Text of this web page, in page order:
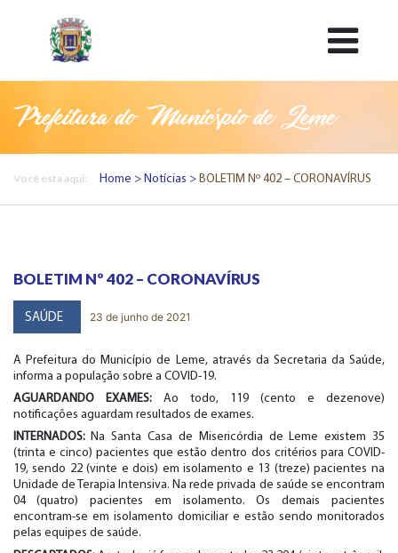
Prefeitura do Município de Leme
Você esta aqui: Home Notícias BOLETIM Nº 402 – CORONAVÍRUS
BOLETIM Nº 402 – CORONAVÍRUS
SAÚDE 23 de junho de 2021
A Prefeitura do Município de Leme, através da Secretaria da Saúde,
informa a população sobre a COVID-19.
AGUARDANDO EXAMES:Ao todo, 119 (cento e dezenove)
notificações aguardam resultados de exames.
INTERNADOS:Na Santa Casa de Misericórdia de Leme existem 35
(trinta e cinco) pacientes que estão dentro dos critérios para COVID-
19, sendo 22 (vinte e dois) em isolamento e 13 (treze) pacientes na
Unidade de Terapia Intensiva. Na rede privada de saúde se encontram
04 (quatro) pacientes em isolamento. Os demais pacientes
encontram-se em isolamento domiciliar e estão sendo monitorados
pelas equipes de saúde.